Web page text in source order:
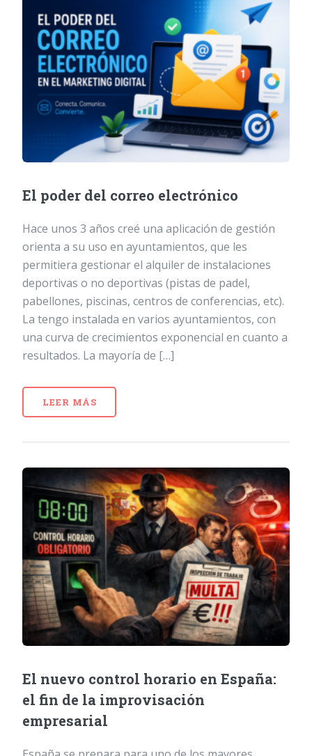
El poder del correo electrónico
Hace unos 3 años creé una aplicación de gestión
orienta a su uso en ayuntamientos, que les
permitiera gestionar el alquiler de instalaciones
deportivas o no deportivas (pistas de padel,
pabellones, piscinas, centros de conferencias, etc).
La tengo instalada en varios ayuntamientos, con
una curva de crecimientos exponencial en cuanto a
resultados. La mayoría de […]
LEER MÁS
El nuevo control horario en España:
el fin de la improvisación
empresarial